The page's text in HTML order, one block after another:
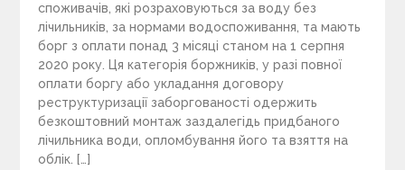
споживачів, які розраховуються за воду без
лічильників, за нормами водоспоживання, та мають
борг з оплати понад 3 місяці станом на 1 серпня
2020 року. Ця категорія боржників, у разі повної
оплати боргу або укладання договору
реструктуризації заборгованості одержить
безкоштовний монтаж заздалегідь придбаного
лічильника води, опломбування його та взяття на
облік. […]